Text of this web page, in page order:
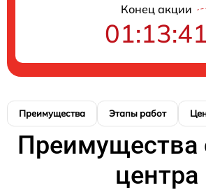
Конец акции
01:13:40
Преимущества Этапы работ
Преимущества
центра